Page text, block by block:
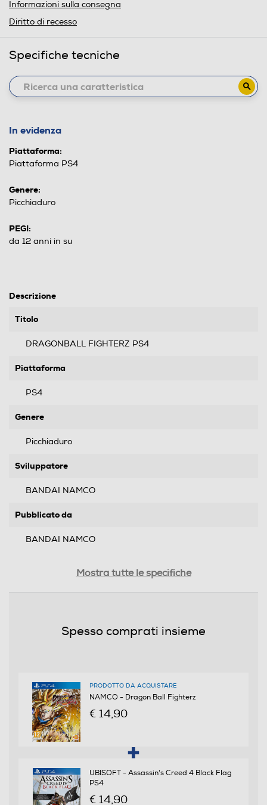
Informazioni sulla consegna
Diritto di recesso
Specifiche tecniche
In evidenza
Piattaforma:
Piattaforma PS4
Genere:
Picchiaduro
PEGI:
da 12 anni in su
Descrizione
Titolo
DRAGONBALL FIGHTERZ PS4
Piattaforma
PS4
Genere
Picchiaduro
Sviluppatore
BANDAI NAMCO
Pubblicato da
BANDAI NAMCO
25/01/18
25 GENNAIO 2018
Sottotitoli dell'articolo
ITALIANO
da 12 anni in su
Mostra tutte le specifiche
Spesso comprati insieme
PRODOTTO DA ACQUISTARE
NAMCO - Dragon Ball Fighterz
€ 14,90
UBISOFT - Assassin's Creed 4 Black Flag
PS4
€ 14,90